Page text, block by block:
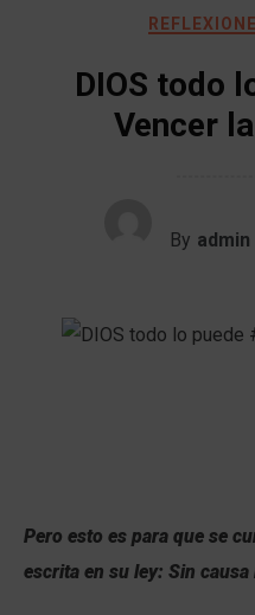
DIOS todo
Vencer
By admin
Pero esto es para que se
escrita en su ley: Sin